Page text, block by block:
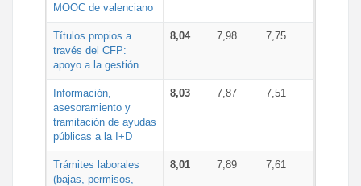
MOOC de valenciano
Títulos propios a
través del CFP:
apoyo a la gestión
8,04 7,98 7,75
Información,
asesoramiento y
tramitación de ayudas
públicas a la I+D
8,03 7,87 7,51
Trámites laborales
(bajas, permisos,
8,01 7,89 7,61